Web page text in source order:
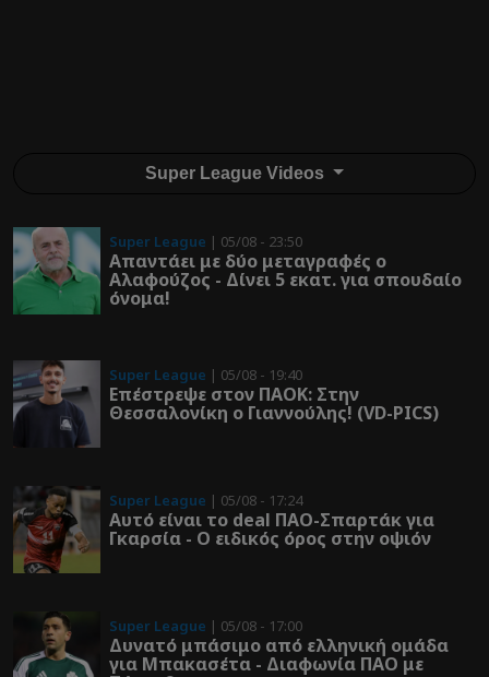
Super League Videos
Super League | 05/08 - 23:50
Απαντάει με δύο μεταγραφές ο
Αλαφούζος - Δίνει 5 εκατ. για σπουδαίο
όνομα!
Super League | 05/08 - 19:40
Επέστρεψε στον ΠΑOK: Στην
Θεσσαλονίκη ο Γιαννούλης! (VD-PICS)
Super League | 05/08 - 17:24
Αυτό είναι το deal ΠΑΟ-Σπαρτάκ για
Γκαρσία - Ο ειδικός όρος στην οψιόν
Super League | 05/08 - 17:00
Δυνατό μπάσιμο από ελληνική ομάδα
για Μπακασέτα - Διαφωνία ΠΑΟ με